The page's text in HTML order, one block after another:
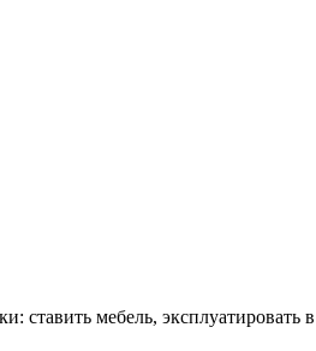
ставить мебель, эксплуатировать